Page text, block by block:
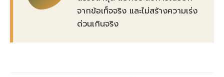
จากข้อเท็จจริง และไม่สร้างความเร่ง
ด่วนเกินจริง